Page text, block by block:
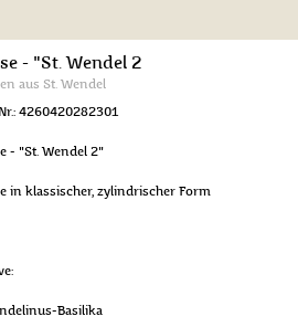
- "St. Wendel 2
aus St. Wendel
4260420282301
- "St. Wendel 2"
in klassischer, zylindrischer Form
Basilika